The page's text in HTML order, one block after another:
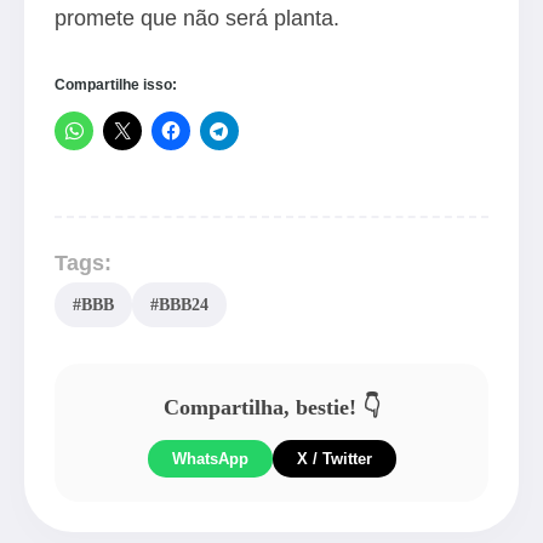
promete que não será planta.
Compartilhe isso:
Tags:
#BBB #BBB24
Compartilha, bestie! 👇
WhatsApp X / Twitter